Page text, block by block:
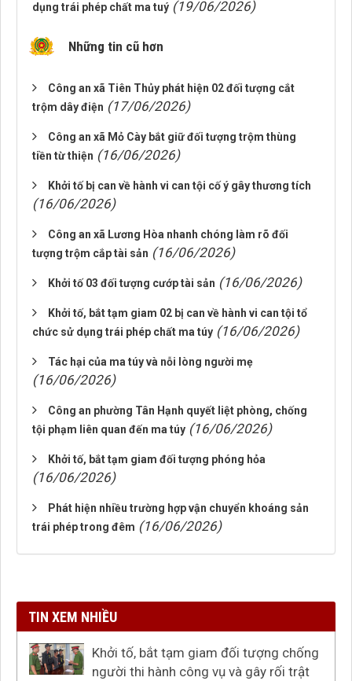
dụng trái phép chất ma tuý (19/06/2026)
Những tin cũ hơn
Công an xã Tiên Thủy phát hiện 02 đối tượng cắt
trộm dây điện (17/06/2026)
Công an xã Mỏ Cày bắt giữ đối tượng trộm thùng
tiền từ thiện (16/06/2026)
Khởi tố bị can về hành vi can tội cố ý gây thương tích
(16/06/2026)
Công an xã Lương Hòa nhanh chóng làm rõ đối
tượng trộm cắp tài sản (16/06/2026)
Khởi tố 03 đối tượng cướp tài sản (16/06/2026)
Khởi tố, bắt tạm giam 02 bị can về hành vi can tội tổ
chức sử dụng trái phép chất ma túy (16/06/2026)
Tác hại của ma túy và nỗi lòng người mẹ
(16/06/2026)
Công an phường Tân Hạnh quyết liệt phòng, chống
tội phạm liên quan đến ma túy (16/06/2026)
Khởi tố, bắt tạm giam đối tượng phóng hỏa
(16/06/2026)
Phát hiện nhiều trường hợp vận chuyển khoáng sản
trái phép trong đêm (16/06/2026)
TIN XEM NHIỀU
Khởi tố, bắt tạm giam đối tượng chống
người thi hành công vụ và gây rối trật